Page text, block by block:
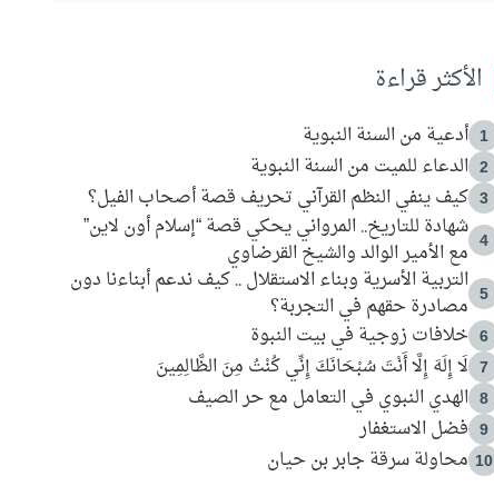
الأكثر قراءة
1 أدعية من السنة النبوية
2 الدعاء للميت من السنة النبوية
3 كيف ينفي النظم القرآني تحريف قصة أصحاب الفيل؟
4
شهادة للتاريخ.. المرواني يحكي قصة “إسلام أون لاين”
مع الأمير الوالد والشيخ القرضاوي
5
التربية الأسرية وبناء الاستقلال .. كيف ندعم أبناءنا دون
مصادرة حقهم في التجربة؟
6 خلافات زوجية في بيت النبوة
7 لَا إِلَهَ إِلَّا أَنْتَ سُبْحَانَكَ إِنِّي كُنْتُ مِنَ الظَّالِمِينَ
8 الهدي النبوي في التعامل مع حر الصيف
9 فضل الاستغفار
10 محاولة سرقة جابر بن حيان